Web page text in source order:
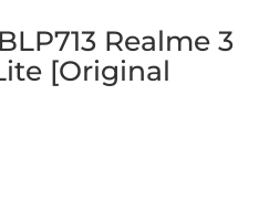
Realme 3
[Original